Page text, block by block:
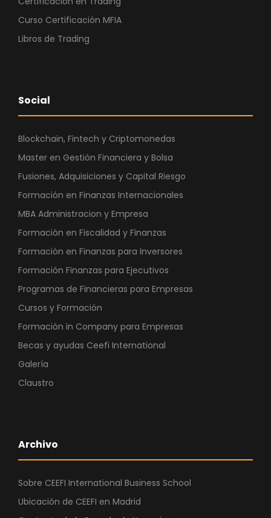
Curso Certificación MFIA
Libros de Trading
Social
Blockchain, Fintech y Criptomonedas
Master en Gestión Financiera y Bolsa
Fusiones, Adquisiciones y Capital Riesgo
Formación en Finanzas Internacionales
MBA Administracion y Empresa
Formación en Fiscalidad y Finanzas
Formación en Finanzas para Inversores
Formación Finanzas para Ejecutivos
Programas de Financieras para Empresas
Cursos y Formación
Formación in Company para Empresas
Becas y ayudas Ceefi International
Galería
Claustro
Archivo
Sobre CEEFI International Business School
Ubicación de CEEFI en Madrid